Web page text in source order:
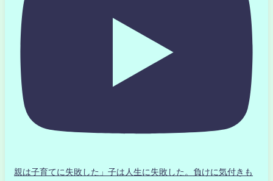
親は子育てに失敗した」子は人生に失敗した。負けに気付きも